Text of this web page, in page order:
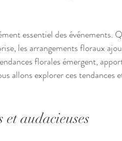
essentiel des événements.
les arrangements floraux
florales émergent,
allons explorer ces tendances
et audacieuses